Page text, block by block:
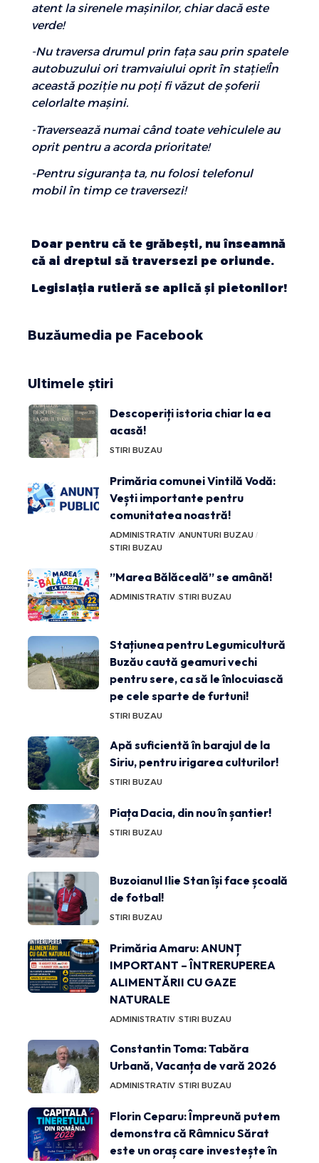
atent la sirenele maşinilor, chiar dacă este
verde!
-Nu traversa drumul prin faţa sau prin spatele
autobuzului ori tramvaiului oprit în staţie!În
această poziţie nu poţi fi văzut de şoferii
celorlalte maşini.
-Traversează numai când toate vehiculele au
oprit pentru a acorda prioritate!
-Pentru siguranţa ta, nu folosi telefonul
mobil în timp ce traversezi!
Doar pentru că te grăbeşti, nu înseamnă
că ai dreptul să traversezi pe oriunde.
Legislaţia rutieră se aplică şi pietonilor!
Buzăumedia pe Facebook
Ultimele știri
Descoperiți istoria chiar la ea
acasă!
STIRI BUZAU
Primăria comunei Vintilă Vodă:
Vești importante pentru
comunitatea noastră!
ADMINISTRATIV ANUNTURI BUZAU
STIRI BUZAU
”Marea Bălăceală” se amână!
ADMINISTRATIV STIRI BUZAU
Stațiunea pentru Legumicultură
Buzău caută geamuri vechi
pentru sere, ca să le înlocuiască
pe cele sparte de furtuni!
STIRI BUZAU
Apă suficientă în barajul de la
Siriu, pentru irigarea culturilor!
STIRI BUZAU
Piața Dacia, din nou în șantier!
STIRI BUZAU
Buzoianul Ilie Stan își face școală
de fotbal!
STIRI BUZAU
Primăria Amaru: ANUNȚ
IMPORTANT – ÎNTRERUPEREA
ALIMENTĂRII CU GAZE
NATURALE
ADMINISTRATIV STIRI BUZAU
Constantin Toma: Tabăra
Urbană, Vacanța de vară 2026
ADMINISTRATIV STIRI BUZAU
Florin Ceparu: Împreună putem
demonstra că Râmnicu Sărat
este un oraș care investește în